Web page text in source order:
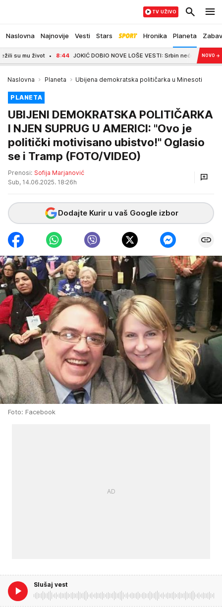
Naslovna Najnovije Vesti Stars Hronika Planeta
TV UŽIVO
život 8:44 JOKIĆ DOBIO NOVE LOŠE VESTI: Srbin neće biti zadovoljan -
NOVO →
Naslovna Planeta Ubijena demokratska političarka u Minesoti
PLANETA
UBIJENI DEMOKRATSKA POLITIČARKA
I NJEN SUPRUG U AMERICI: "Ovo je
politički motivisano ubistvo!" Oglasio
se i Tramp (FOTO/VIDEO)
Prenosi: Sofija Marjanović
Sub, 14.06.2025. 18:26h
Dodajte Kurir u vaš Google izbor
Foto: Facebook
Slušaj vest